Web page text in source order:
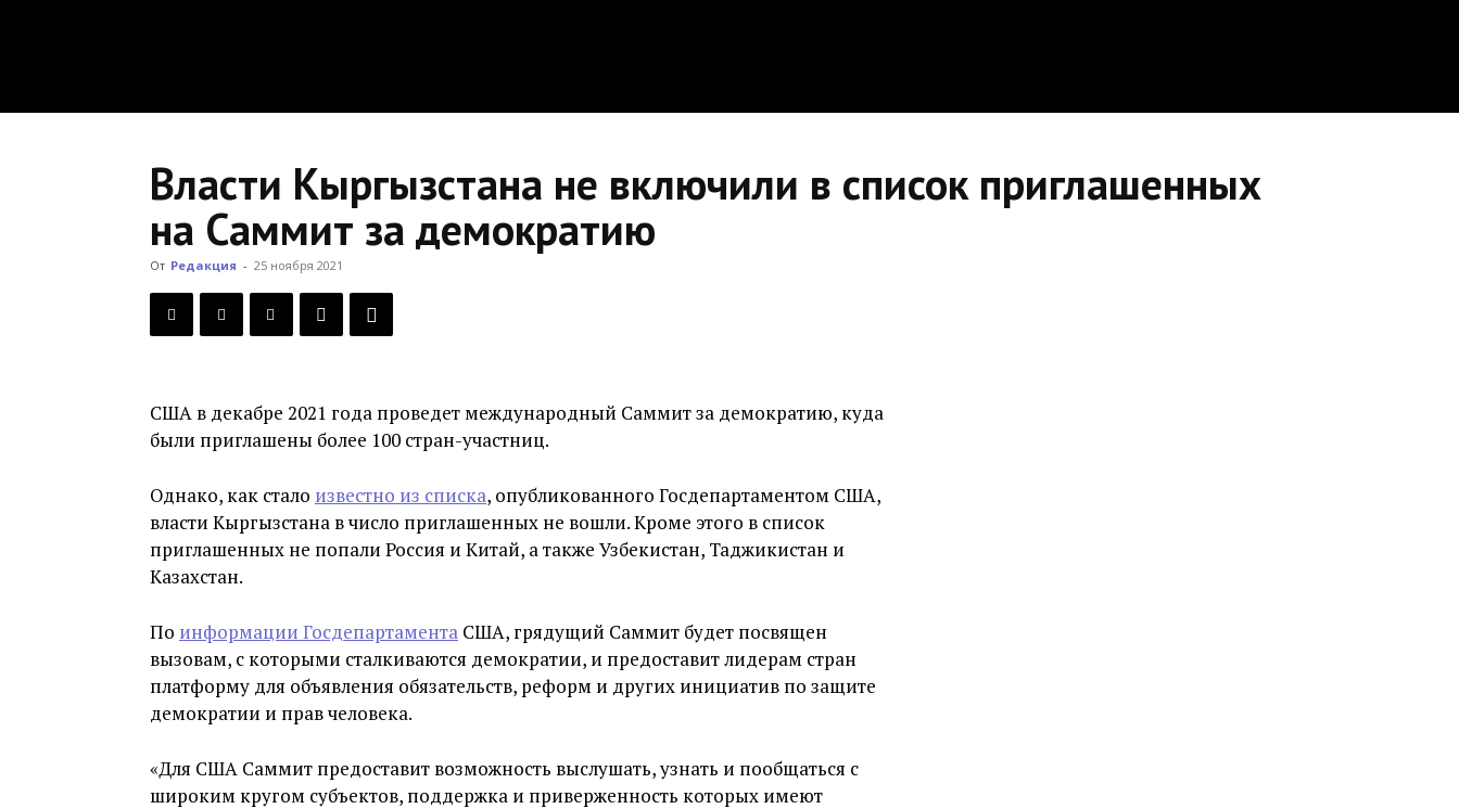
Власти Кыргызстана не включили в список приглашенных
на Саммит за демократию
От Редакция - 25 ноября 2021
США в декабре 2021 года проведет международный Саммит за демократию, куда
были приглашены более 100 стран-участниц.
Однако, как стало известно из списка, опубликованного Госдепартаментом США,
власти Кыргызстана в число приглашенных не вошли. Кроме этого в список
приглашенных не попали Россия и Китай, а также Узбекистан, Таджикистан и
Казахстан.
По информации Госдепартамента США, грядущий Саммит будет посвящен
вызовам, с которыми сталкиваются демократии, и предоставит лидерам стран
платформу для объявления обязательств, реформ и других инициатив по защите
демократии и прав человека.
«Для США Саммит предоставит возможность выслушать, узнать и пообщаться с
широким кругом субъектов, поддержка и приверженность которых имеют